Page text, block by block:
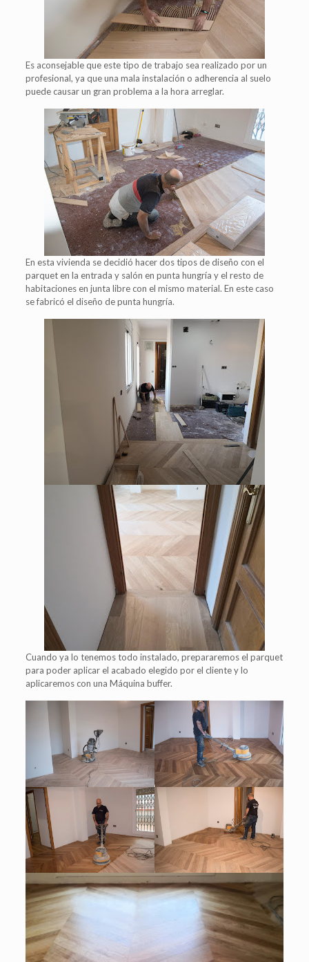
Es aconsejable que este tipo de trabajo sea realizado por un
profesional, ya que una mala instalación o adherencia al suelo
puede causar un gran problema a la hora arreglar.
En esta vivienda se decidió hacer dos tipos de diseño con el
parquet en la entrada y salón en punta hungría y el resto de
habitaciones en junta libre con el mismo material. En este caso
se fabricó el diseño de punta hungría.
Cuando ya lo tenemos todo instalado, prepararemos el parquet
para poder aplicar el acabado elegido por el cliente y lo
aplicaremos con una Máquina buffer.